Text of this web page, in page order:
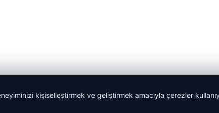
kişiselleştirmek ve geliştirmek amacıyla çerezler